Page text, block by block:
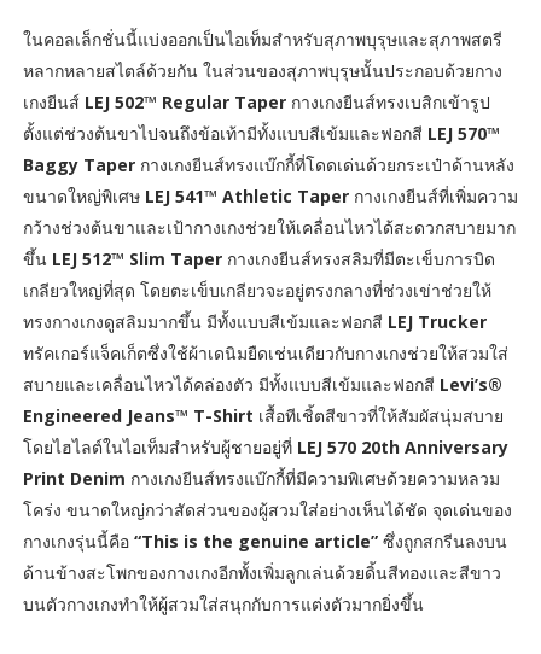
ในคอลเล็กชั่นนี้แบ่งออกเป็นไอเท็มสำหรับสุภาพบุรุษและสุภาพสตรี
หลากหลายสไตล์ด้วยกัน ในส่วนของสุภาพบุรุษนั้นประกอบด้วยกาง
เกงยีนส์ LEJ 502™ Regular Taperกางเกงยีนส์ทรงเบสิกเข้ารูป
ตั้งแต่ช่วงต้นขาไปจนถึงข้อเท้ามีทั้งแบบสีเข้มและฟอกสี LEJ 570™
Baggy Taperกางเกงยีนส์ทรงแบ๊กกี้ที่โดดเด่นด้วยกระเป๋าด้านหลัง
ขนาดใหญ่พิเศษ LEJ 541™ Athletic Taperกางเกงยีนส์ที่เพิ่มความ
กว้างช่วงต้นขาและเป้ากางเกงช่วยให้เคลื่อนไหวได้สะดวกสบายมาก
ขึ้น LEJ 512™ Slim Taperกางเกงยีนส์ทรงสลิมที่มีตะเข็บการบิด
เกลียวใหญ่ที่สุด โดยตะเข็บเกลียวจะอยู่ตรงกลางที่ช่วงเข่าช่วยให้
ทรงกางเกงดูสลิมมากขึ้น มีทั้งแบบสีเข้มและฟอกสี LEJ Trucker
ทรัคเกอร์แจ็คเก็ตซึ่งใช้ผ้าเดนิมยืดเช่นเดียวกับกางเกงช่วยให้สวมใส่
สบายและเคลื่อนไหวได้คล่องตัว มีทั้งแบบสีเข้มและฟอกสี Levi’s®
Engineered Jeans™ T-Shirt เสื้อทีเชิ้ตสีขาวที่ให้สัมผัสนุ่มสบาย
โดยไฮไลต์ในไอเท็มสำหรับผู้ชายอยู่ที่ LEJ 570 20th Anniversary
Print Denim กางเกงยีนส์ทรงแบ๊กกี้ที่มีความพิเศษด้วยความหลวม
โคร่ง ขนาดใหญ่กว่าสัดส่วนของผู้สวมใส่อย่างเห็นได้ชัด จุดเด่นของ
กางเกงรุ่นนี้คือ“This is the genuine article”ซึ่งถูกสกรีนลงบน
ด้านข้างสะโพกของกางเกงอีกทั้งเพิ่มลูกเล่นด้วยดิ้นสีทองและสีขาว
บนตัวกางเกงทำให้ผู้สวมใส่สนุกกับการแต่งตัวมากยิ่งขึ้น